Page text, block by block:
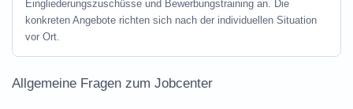
Eingliederungszuschüsse und Bewerbungstraining an. Die
konkreten Angebote richten sich nach der individuellen Situation
vor Ort.
Allgemeine Fragen zum Jobcenter